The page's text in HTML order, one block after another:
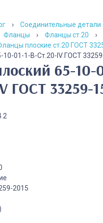
›
Соединительные детали
Фланцы › Фланцы ст.20 ›
плоские ст.20 ГОСТ
01-1-B-Cт.20-IV ГОСТ
ГОСТ 33259-
2015